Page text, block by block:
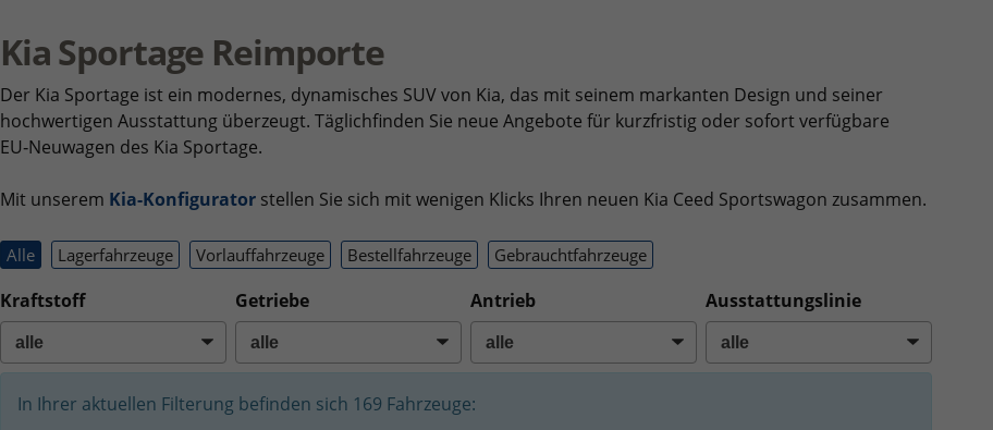
Kia Sportage Reimporte
Der Kia Sportage ist ein modernes, dynamisches SUV von Kia, das mit seinem markanten Design und seiner
hochwertigen Ausstattung überzeugt. Täglichfinden Sie neue Angebote für kurzfristig oder sofort verfügbare
EU‑Neuwagen des Kia Sportage.
Mit unserem Kia-Konfiguratorstellen Sie sich mit wenigen Klicks Ihren neuen Kia Ceed Sportswagon zusammen.
Alle Lagerfahrzeuge Vorlauffahrzeuge Bestellfahrzeuge Gebrauchtfahrzeuge
Kraftstoff Getriebe Antrieb Ausstattungslinie
In Ihrer aktuellen Filterung befinden sich 169 Fahrzeuge: